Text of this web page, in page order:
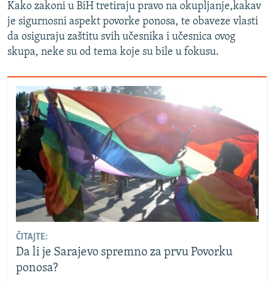
NASTANAK I RASPAD JUGOSLAVIJE
Kako zakoni u BiH tretiraju pravo na okupljanje,kakav
je sigurnosni aspekt povorke ponosa, te obaveze vlasti
da osiguraju zaštitu svih učesnika i učesnica ovog
skupa, neke su od tema koje su bile u fokusu.
ČITAJTE:
Da li je Sarajevo spremno za prvu Povorku
ponosa?